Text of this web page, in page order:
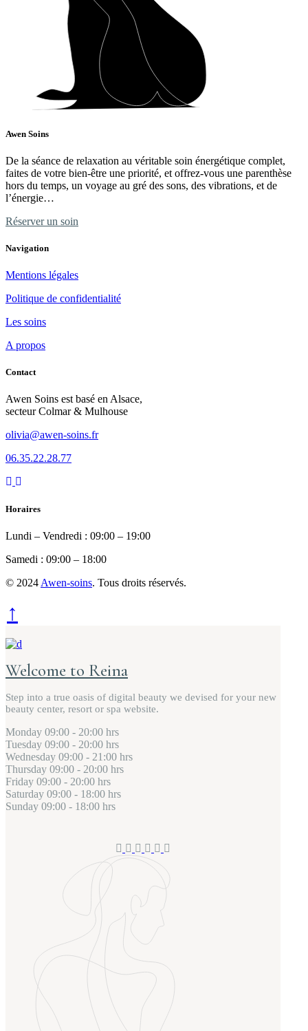
Awen Soins
De la séance de relaxation au véritable soin énergétique complet,
faites de votre bien-être une priorité, et offrez-vous une parenthèse
hors du temps, un voyage au gré des sons, des vibrations, et de
l’énergie…
Réserver un soin
Navigation
Mentions légales
Politique de confidentialité
Les soins
A propos
Contact
Awen Soins est basé en Alsace,
secteur Colmar & Mulhouse
olivia@awen-soins.fr
06.35.22.28.77
Horaires
Lundi – Vendredi : 09:00 – 19:00
Samedi : 09:00 – 18:00
© 2024 Awen-soins. Tous droits réservés.
↑
Welcome to Reina
Step into a true oasis of digital beauty we devised for your new
beauty center, resort or spa website.
Monday 09:00 - 20:00 hrs
Tuesday 09:00 - 20:00 hrs
Wednesday 09:00 - 21:00 hrs
Thursday 09:00 - 20:00 hrs
Friday 09:00 - 20:00 hrs
Saturday 09:00 - 18:00 hrs
Sunday 09:00 - 18:00 hrs